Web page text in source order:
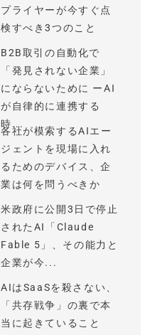
プライヤーが今すぐ点
検すべき3つのこと
B2B取引の自動化で
「発見されない企業」
にならないために ーAI
が自律的に連携する
時...
各社が模索するAIエー
ジェントを現場に入れ
るためのデバイス、企
業は何を問うべきか
米政府に公開3日で停止
されたAI「Claude
Fable 5」、その能力と
企業が今...
AIはSaaSを殺さない、
「共存戦争」の裏で本
当に起きていること